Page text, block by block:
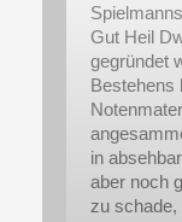
Gut Heil
gegründet
Bestehens
in
aber noch
zu schade,